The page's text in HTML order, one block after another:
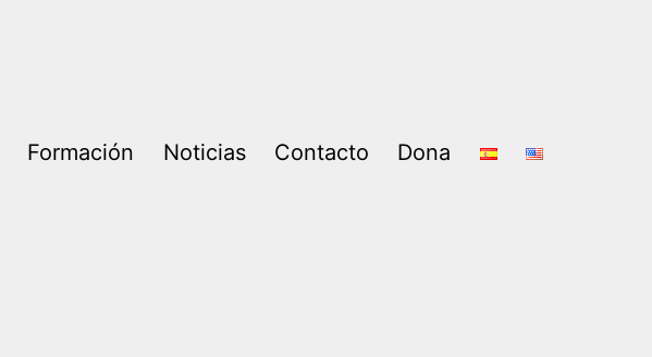
Formación Noticias Contacto Dona